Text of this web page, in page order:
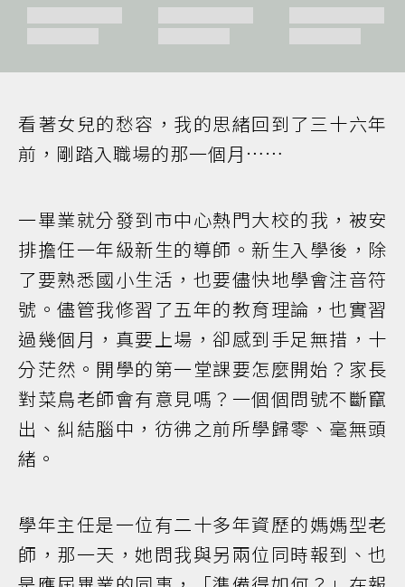
看著女兒的愁容，我的思緒回到了三十六年
前，剛踏入職場的那一個月……
一畢業就分發到市中心熱門大校的我，被安
排擔任一年級新生的導師。新生入學後，除
了要熟悉國小生活，也要儘快地學會注音符
號。儘管我修習了五年的教育理論，也實習
過幾個月，真要上場，卻感到手足無措，十
分茫然。開學的第一堂課要怎麼開始？家長
對菜鳥老師會有意見嗎？一個個問號不斷竄
出、糾結腦中，彷彿之前所學歸零、毫無頭
緒。
學年主任是一位有二十多年資歷的媽媽型老
師，那一天，她問我與另兩位同時報到、也